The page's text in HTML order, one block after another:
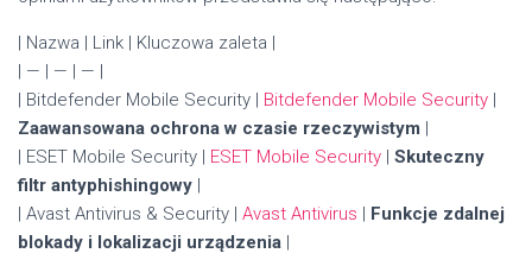
| Nazwa | Link | Kluczowa zaleta |
| — | — | — |
| Bitdefender Mobile Security | Bitdefender Mobile Security |
Zaawansowana ochrona w czasie rzeczywistym |
| ESET Mobile Security | ESET Mobile Security | Skuteczny
filtr antyphishingowy |
| Avast Antivirus & Security | Avast Antivirus | Funkcje zdalnej
blokady i lokalizacji urządzenia |